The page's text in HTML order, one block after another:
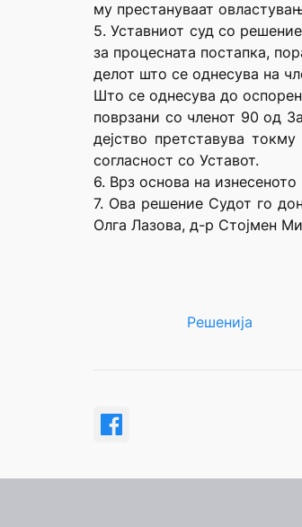
му престануваат
5. Уставниот суд со
за процесната постапка,
делот што се однесува на
Што се однесува до
поврзани со членот 90 од
дејство претставува
согласност со Уставот.
6. Врз основа на
7. Ова решение Судот го
Олга Лазова, д-р Стојмен
Решенија